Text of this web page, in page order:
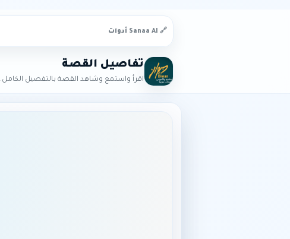
🔗 Sanaa AI أدوات
تفاصيل القصة
اقرأ واستمع وشاهد القصة بالتفصيل الكامل.